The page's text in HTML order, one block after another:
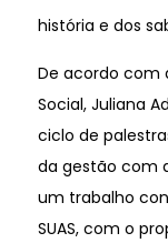
história e dos
De acordo com
Social, Juliana
ciclo de
da gestão com
um trabalho
SUAS, com o